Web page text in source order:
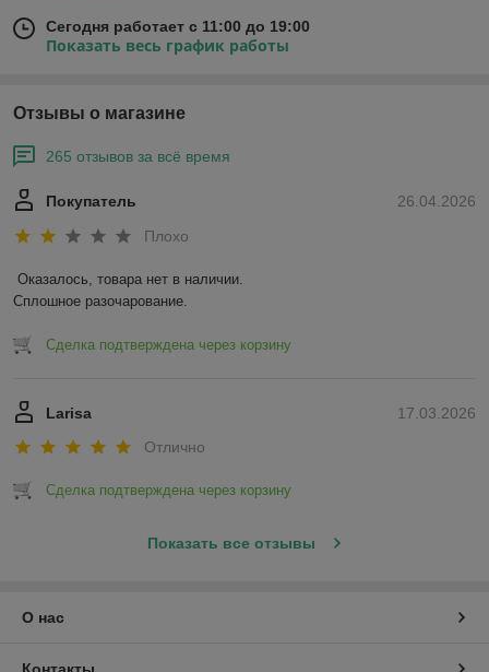
Сегодня работает с 11:00 до 19:00
Показать весь график работы
Отзывы о магазине
265 отзывов за всё время
26.04.2026
Покупатель
Плохо
Оказалось, товара нет в наличии.
Сплошное разочарование.
Сделка подтверждена через корзину
17.03.2026
Larisa
Отлично
Сделка подтверждена через корзину
Показать все отзывы
О нас